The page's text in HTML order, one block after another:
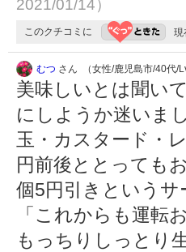
2021/01/14）
このクチコミに 現
むつ さん （女性/鹿児島市/40代/
美味しいとは聞い
にしようか迷いま
玉・カスタード・
円前後ととっても
個5円引きという
「これからも運転
もっちりしっとり